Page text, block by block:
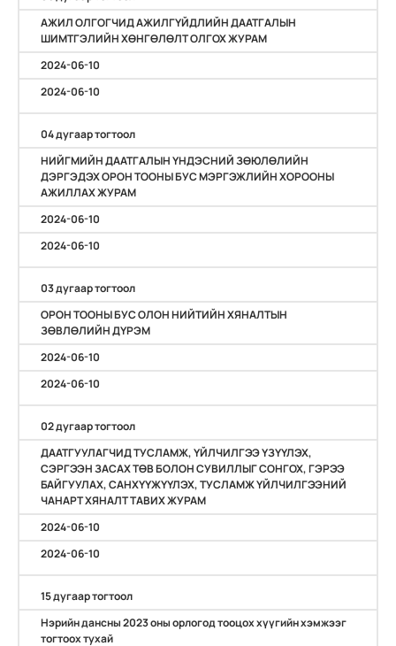
АЖИЛ ОЛГОГЧИД АЖИЛГҮЙДЛИЙН ДААТГАЛЫН
ШИМТГЭЛИЙН ХӨНГӨЛӨЛТ ОЛГОХ ЖУРАМ
2024-06-10
2024-06-10
04 дугаар тогтоол
НИЙГМИЙН ДААТГАЛЫН ҮНДЭСНИЙ ЗӨЮЛӨЛИЙН
ДЭРГЭДЭХ ОРОН ТООНЫ БУС МЭРГЭЖЛИЙН ХОРООНЫ
АЖИЛЛАХ ЖУРАМ
2024-06-10
2024-06-10
03 дугаар тогтоол
ОРОН ТООНЫ БУС ОЛОН НИЙТИЙН ХЯНАЛТЫН
ЗӨВЛӨЛИЙН ДҮРЭМ
2024-06-10
2024-06-10
02 дугаар тогтоол
ДААТГУУЛАГЧИД ТУСЛАМЖ, ҮЙЛЧИЛГЭЭ ҮЗҮҮЛЭХ,
СЭРГЭЭН ЗАСАХ ТӨВ БОЛОН СУВИЛЛЫГ СОНГОХ, ГЭРЭЭ
БАЙГУУЛАХ, САНХҮҮЖҮҮЛЭХ, ТУСЛАМЖ ҮЙЛЧИЛГЭЭНИЙ
ЧАНАРТ ХЯНАЛТ ТАВИХ ЖУРАМ
2024-06-10
2024-06-10
15 дугаар тогтоол
Нэрийн дансны 2023 оны орлогод тооцох хүүгийн хэмжээг
тогтоох тухай